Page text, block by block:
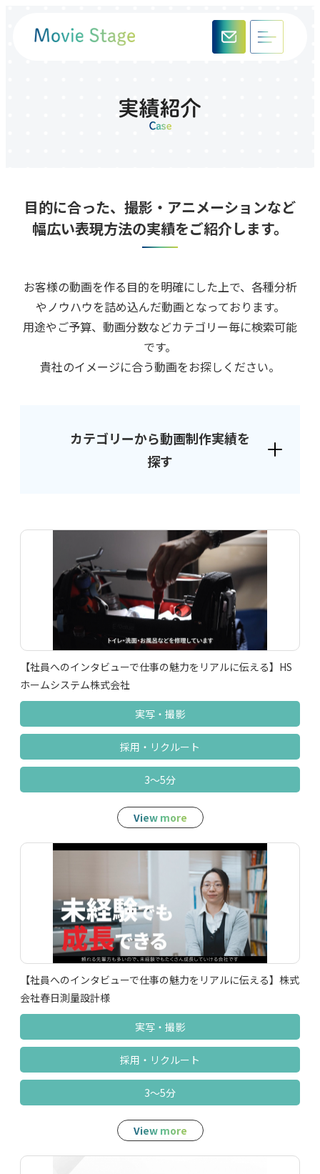
⽬的に合った、撮影‧アニメーションなど
幅広い表現⽅法の実績をご紹介します。
お客様の動画を作る⽬的を明確にした上で、各種分析
やノウハウを詰め込んだ動画となっております。
⽤途やご予算、動画分数などカテゴリー毎に検索可能
です。
貴社のイメージに合う動画をお探しください。
カテゴリーから動画制作実績を
探す
【社員へのインタビューで仕事の魅力をリアルに伝える】HS
ホームシステム株式会社
実写‧撮影
採用‧リクルート
3～5分
View more
【社員へのインタビューで仕事の魅力をリアルに伝える】株式
会社春日測量設計様
実写‧撮影
採用‧リクルート
3～5分
View more